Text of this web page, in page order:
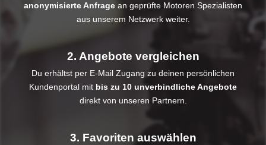
anonymisierte Anfrage an geprüfte Motoren Spezialisten
aus unserem Netzwerk weiter.
2. Angebote vergleichen
Du erhältst per E-Mail Zugang zu deinen persönlichen
Kundenportal mit bis zu 10 unverbindliche Angebote
direkt von unseren Partnern.
3. Favoriten auswählen